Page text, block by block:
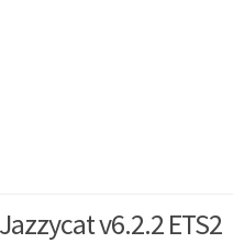
v6.2.2 ETS2